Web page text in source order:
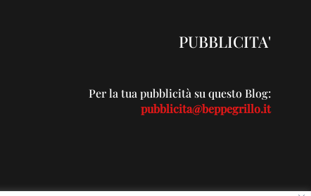
PUBBLICITA'
Per la tua pubblicità su questo Blog:
pubblicita@beppegrillo.it